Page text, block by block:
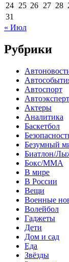
24 25 26 27 28
31
« Июл
Рубрики
Автоспорт
Автоэксперт
Актеры
Аналитика
Баскетбол
Безумный
Биатлон/
Бокс/MMA
В мире
В России
Вещи
Военные
Волейбол
Гаджеты
Дети
Дом и сад
Еда
Звёзды